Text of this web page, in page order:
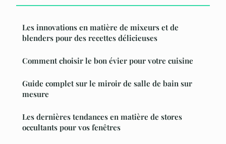
Les innovations en matière de mixeurs et de
blenders pour des recettes délicieuses
Comment choisir le bon évier pour votre cuisine
Guide complet sur le miroir de salle de bain sur
mesure
Les dernières tendances en matière de stores
occultants pour vos fenêtres